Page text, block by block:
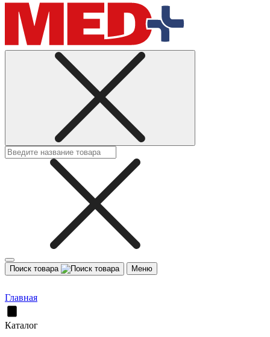
Поиск товара Меню
Главная
Каталог